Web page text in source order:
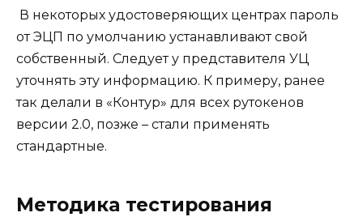
В некоторых удостоверяющих центрах пароль
от ЭЦП по умолчанию устанавливают свой
собственный. Следует у представителя УЦ
уточнять эту информацию. К примеру, ранее
так делали в «Контур» для всех рутокенов
версии 2.0, позже – стали применять
стандартные.
Методика тестирования